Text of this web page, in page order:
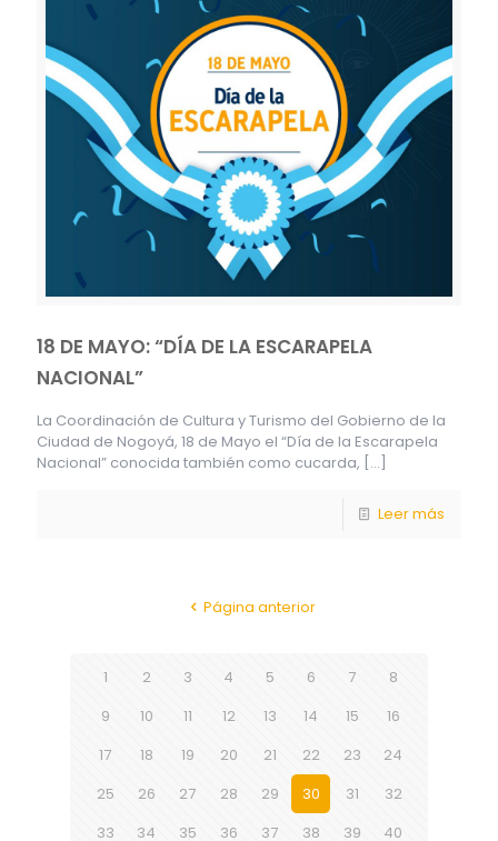
18 DE MAYO: “DÍA DE LA ESCARAPELA
NACIONAL”
La Coordinación de Cultura y Turismo del Gobierno de la
Ciudad de Nogoyá, 18 de Mayo el “Día de la Escarapela
Nacional” conocida también como cucarda, […]
Leer más
Página anterior
1 2 3 4 5 6 7
8
9
10 11 12 13 14 15
16
17
18 19 20 21 22 23
24
25
26 27 28 29 30 31
32
33
34 35 36 37 38 39
40